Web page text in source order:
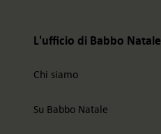
L'ufficio di Babbo Natale
Chi siamo
Su Babbo Natale